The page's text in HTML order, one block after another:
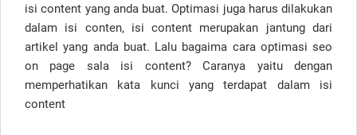
isi content yang anda buat. Optimasi juga harus dilakukan
dalam isi conten, isi content merupakan jantung dari
artikel yang anda buat. Lalu bagaima cara optimasi seo
on page sala isi content? Caranya yaitu dengan
memperhatikan kata kunci yang terdapat dalam isi
content